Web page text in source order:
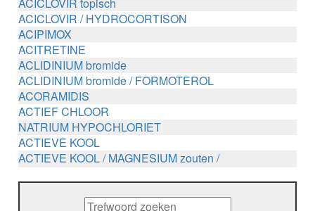
ACICLOVIR / HYDROCORTISON
ACIPIMOX
ACITRETINE
ACLIDINIUM bromide
ACLIDINIUM bromide / FORMOTEROL
ACORAMIDIS
ACTIEF CHLOOR
NATRIUM HYPOCHLORIET
ACTIEVE KOOL
ACTIEVE KOOL / MAGNESIUM zouten /